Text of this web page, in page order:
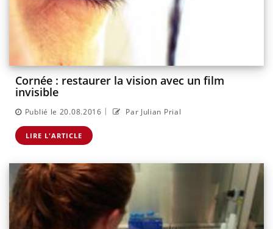
Cornée : restaurer la vision avec un film
invisible
Publié le 20.08.2016 | Par Julian Prial
LIRE L'ARTICLE